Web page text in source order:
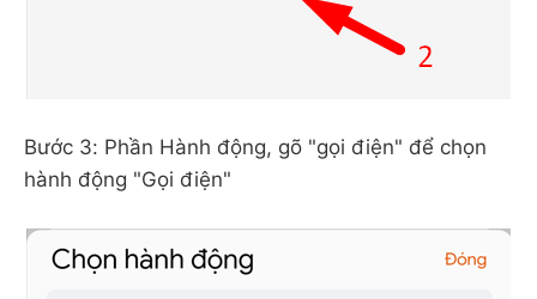
Bước 3: Phần Hành động, gõ "gọi điện" để chọn
hành động "Gọi điện"